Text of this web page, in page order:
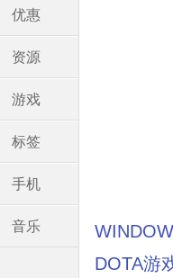
优惠
资源
游戏
标签
手机
音乐
DOTA游